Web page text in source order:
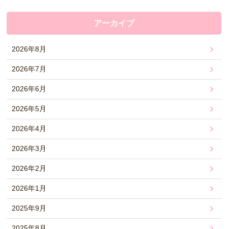
アーカイブ
2026年8月
2026年7月
2026年6月
2026年5月
2026年4月
2026年3月
2026年2月
2026年1月
2025年9月